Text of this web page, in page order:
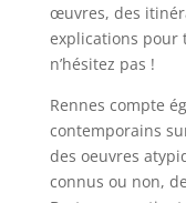
œuvres, des
explications pour
n’hésitez pas !
Rennes compte
contemporains
des oeuvres
connus ou non,